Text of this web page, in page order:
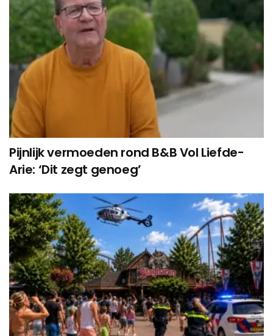
Pijnlijk vermoeden rond B&B Vol Liefde-
Arie: ‘Dit zegt genoeg’